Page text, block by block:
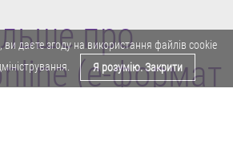
про
(e-формат
даєте згоду на використання файлів cookie
Я розумію. Закрити